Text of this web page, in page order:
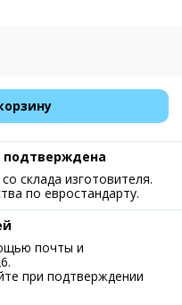
подтверждена
склада изготовителя.
по евростандарту.
почты и
при подтверждении